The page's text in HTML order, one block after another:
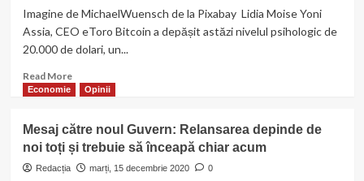
din
anului
1938,
de
presa
Imagine de MichaelWuensch de la Pixabay Lidia Moise Yoni
Assia, CEO eToro Bitcoin a depășit astăzi nivelul psihologic de
20.000 de dolari, un...
Read MoreRead
more
trece
de
20.000
Economie Opinii
Mesaj către noul Guvern: Relansarea depinde de
noi toți și trebuie să înceapă chiar acum
Redacția marți, 15 decembrie 2020 0